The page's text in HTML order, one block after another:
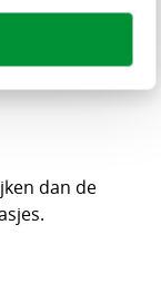
op
dan de